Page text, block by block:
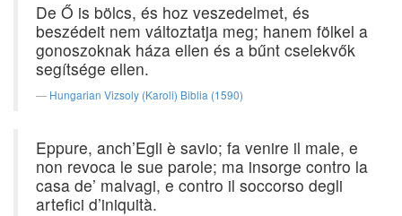
De Ő is bölcs, és hoz veszedelmet, és
beszédeit nem változtatja meg; hanem fölkel a
gonoszoknak háza ellen és a bűnt cselekvők
segítsége ellen.
Hungarian Vizsoly (Karoli) Biblia (1590)
Eppure, anch’Egli è savio; fa venire il male, e
non revoca le sue parole; ma insorge contro la
casa de’ malvagi, e contro il soccorso degli
artefici d’iniquità.